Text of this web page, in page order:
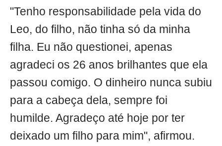
"Tenho responsabilidade pela vida do
Leo, do filho, não tinha só da minha
filha. Eu não questionei, apenas
agradeci os 26 anos brilhantes que ela
passou comigo. O dinheiro nunca subiu
para a cabeça dela, sempre foi
humilde. Agradeço até hoje por ter
deixado um filho para mim", afirmou.